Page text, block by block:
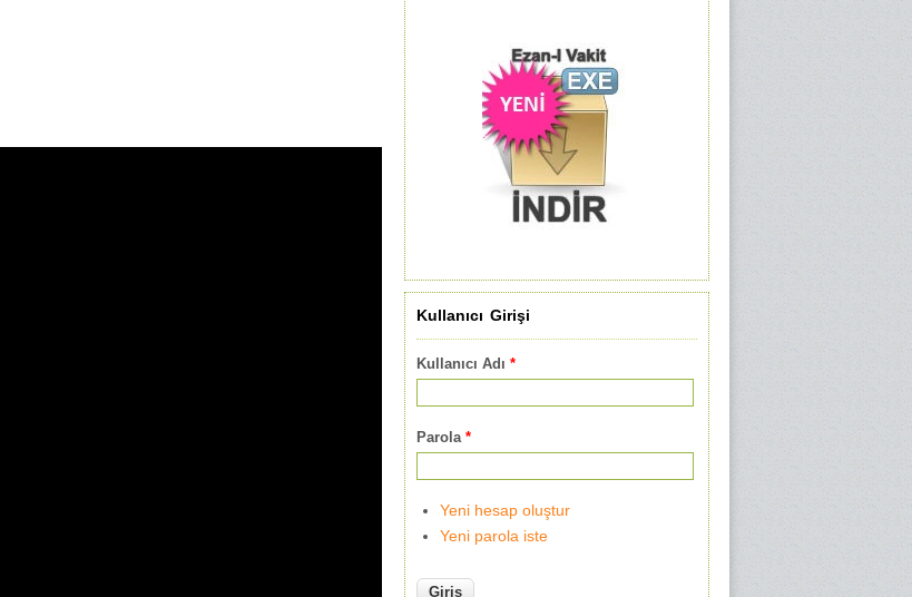
Kullanıcı Girişi
Kullanıcı Adı *
Parola *
Yeni hesap oluştur
Yeni parola iste